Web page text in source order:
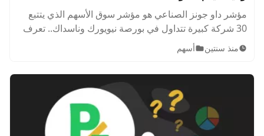
مؤشر داو جونز الصناعي هو مؤشر سوق الأسهم الذي يتتبع
30 شركة كبيرة تتداول في بورصة نيويورك وناسداك.. تعرف
عليه عن قرب ما توضيح للشركات المدرجة به والعوامل
المؤثرة عليه.
منذ سنتين أسهم